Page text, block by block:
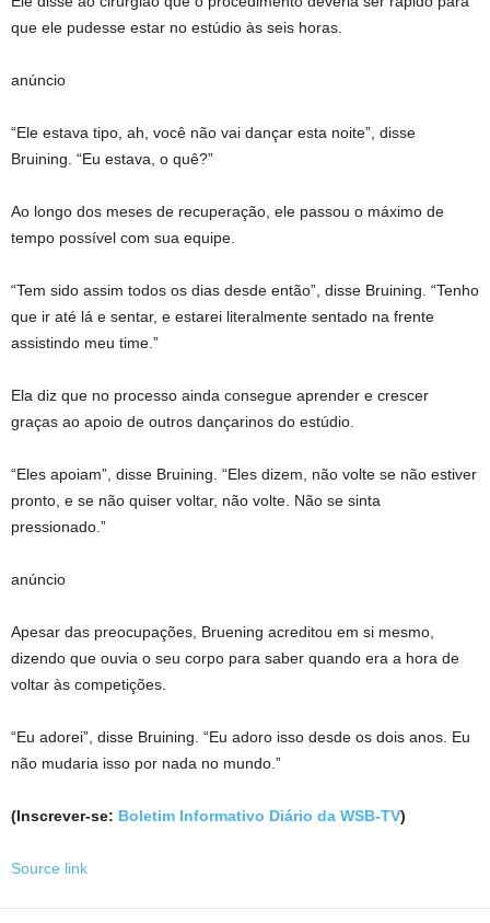
que ele pudesse estar no estúdio às seis horas.
anúncio
“Ele estava tipo, ah, você não vai dançar esta noite”, disse
Bruining. “Eu estava, o quê?”
Ao longo dos meses de recuperação, ele passou o máximo de
tempo possível com sua equipe.
“Tem sido assim todos os dias desde então”, disse Bruining. “Tenho
que ir até lá e sentar, e estarei literalmente sentado na frente
assistindo meu time.”
Ela diz que no processo ainda consegue aprender e crescer
graças ao apoio de outros dançarinos do estúdio.
“Eles apoiam”, disse Bruining. “Eles dizem, não volte se não estiver
pronto, e se não quiser voltar, não volte. Não se sinta
pressionado.”
anúncio
Apesar das preocupações, Bruening acreditou em si mesmo,
dizendo que ouvia o seu corpo para saber quando era a hora de
voltar às competições.
“Eu adorei”, disse Bruining. “Eu adoro isso desde os dois anos. Eu
não mudaria isso por nada no mundo.”
(Inscrever-se: Boletim Informativo Diário da WSB-TV)
Source link